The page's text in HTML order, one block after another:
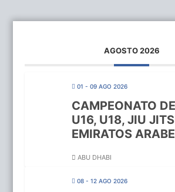
AGOSTO 2026
01 - 09 AGO 2026
CAMPEONATO
U16, U18, JIU
EMIRATOS
ABU DHABI
08 - 12 AGO 2026